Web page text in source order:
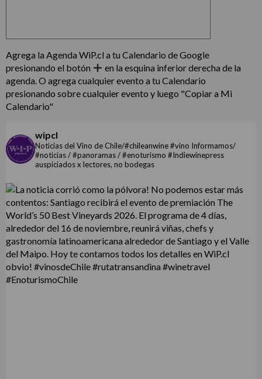
Agrega la Agenda WiP.cl a tu Calendario de Google
presionando el botón
en la esquina inferior derecha de la
agenda. O agrega cualquier evento a tu Calendario
presionando sobre cualquier evento y luego "Copiar a Mi
Calendario"
wipcl
Noticias del Vino de Chile/#chileanwine #vino Informamos/
#noticias / #panoramas / #enoturismo #Indiewinepress
auspiciados x lectores, no bodegas